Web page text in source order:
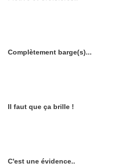
Complètement barge(s)...
Il faut que ça brille !
C'est une évidence..